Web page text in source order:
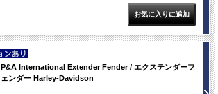
P&A International Extender Fender / エクステンダーフ
ェンダー Harley-Davidson